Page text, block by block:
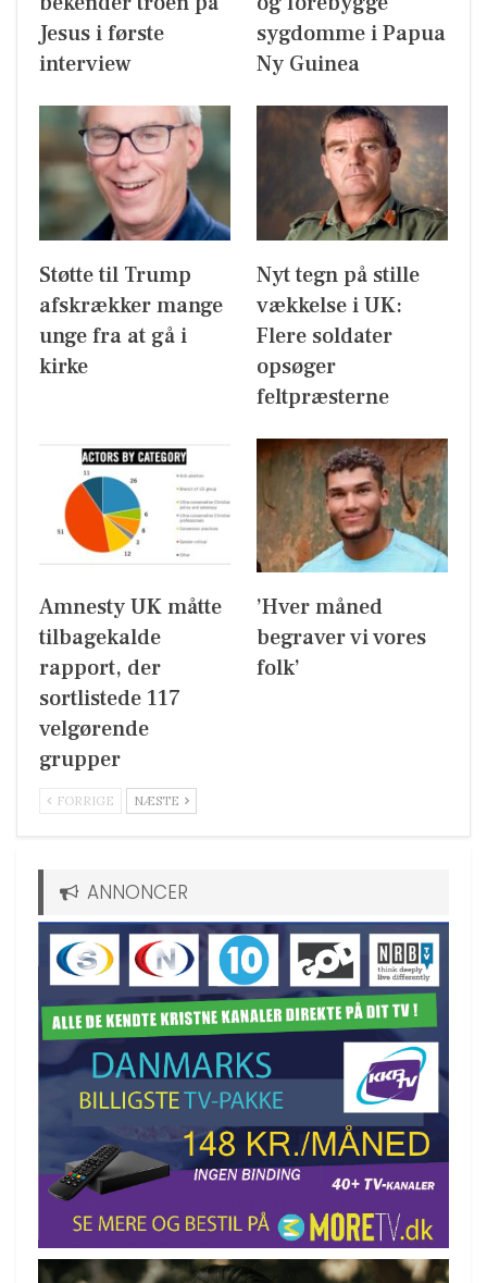
Jesus i første
interview
sygdomme i Papua
Ny Guinea
Støtte til Trump
afskrækker mange
unge fra at gå i
kirke
Nyt tegn på stille
vækkelse i UK:
Flere soldater
opsøger
feltpræsterne
Amnesty UK måtte
tilbagekalde
rapport, der
sortlistede 117
velgørende
grupper
’Hver måned
begraver vi vores
folk’
FORRIGE NÆSTE
ANNONCER